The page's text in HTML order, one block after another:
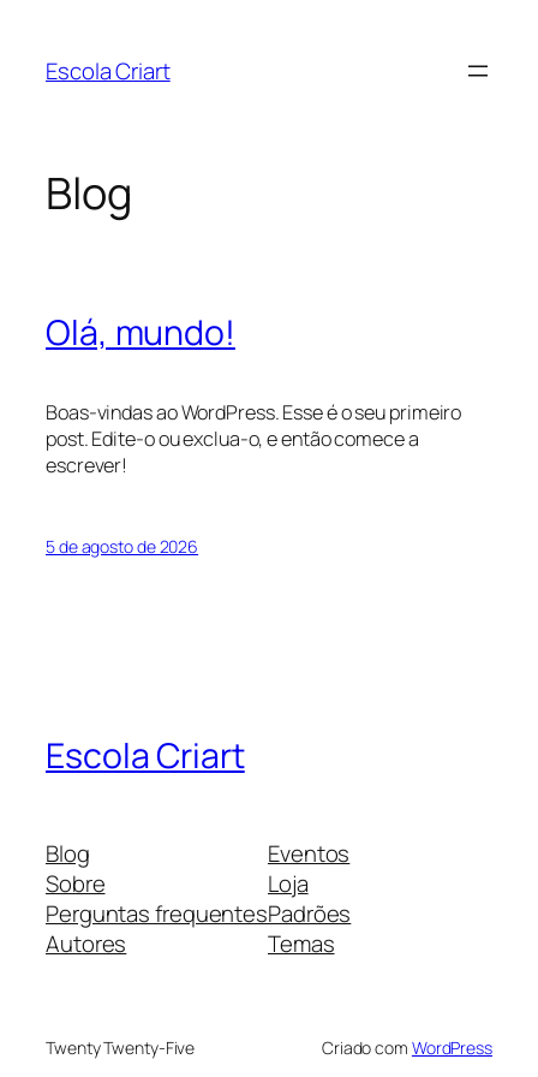
Escola Criart
Blog
Olá, mundo!
Boas-vindas ao WordPress. Esse é o seu primeiro
post. Edite-o ou exclua-o, e então comece a
escrever!
5 de agosto de 2026
Escola Criart
Blog
Sobre
Perguntas frequentes
Autores
Eventos
Loja
Padrões
Temas
Twenty Twenty-Five Criado com WordPress